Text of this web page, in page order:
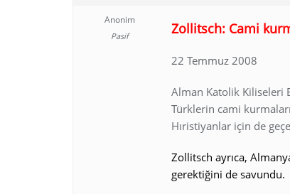
Anonim
Pasif Zollitsch: Cami
22 Temmuz 2008
Alman Katolik Kiliseleri
Türklerin cami
Hıristiyanlar için de
Zollitsch ayrıca,
gerektiğini de savundu.